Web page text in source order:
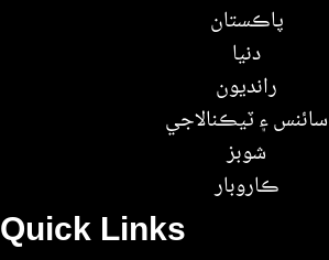
Quick Links
پاڪستان
دنيا
رانديون
سائنس ۽ ٽيڪنالاجي
شوبز
ڪاروبار